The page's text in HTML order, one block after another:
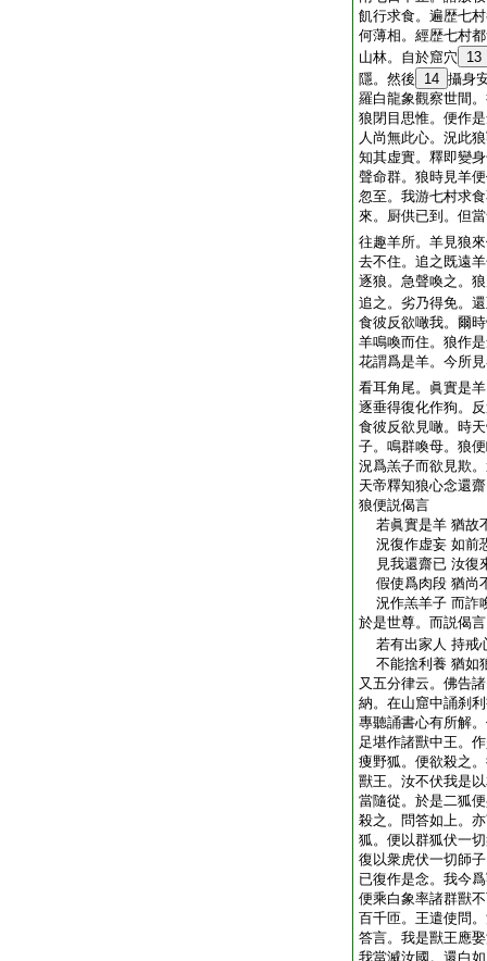
飢行求食。遍歴七
何薄相。經歴七村
山林。自於窟穴
13
隱。然後
14 攝身
羅白龍象觀察世間
狼閉目思惟。便作
人尚無此心。況此
知其虚實。釋即變
聲命群。狼時見羊
忽至。我游七村求
來。厨供已到。但
往趣羊所。羊見狼
去不住。追之既遠
逐狼。急聲喚之。
追之。劣乃得免。
食彼反欲噉我。爾
羊鳴喚而住。狼作
花謂爲是羊。今所
看耳角尾。眞實是
逐垂得復化作狗。
食彼反欲見噉。時
子。鳴群喚母。狼
況爲羔子而欲見欺
天帝釋知狼心念還
狼便説偈言
若眞實是羊 猶故
況復作虚妄 如前
見我還齋已 汝復
假使爲肉段 猶尚
況作羔羊子 而詐
於是世尊。而説偈言
若有出家人 持戒
不能捨利養 猶如
又五分律云。佛告
納。在山窟中誦刹
專聽誦書心有所解
足堪作諸獸中王。
痩野狐。便欲殺之
獸王。汝不伏我是
當隨從。於是二狐
殺之。問答如上。
狐。便以群狐伏一
復以衆虎伏一切師
已復作是念。我今
便乘白象率諸群獸
百千匝。王遣使問
答言。我是獸王應
我當滅汝國。還白